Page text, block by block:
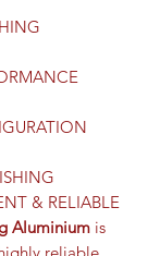
& RELIABLE
Aluminium is